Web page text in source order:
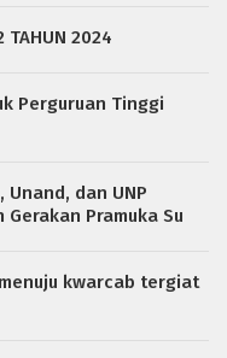
TAHUN 2024
Perguruan Tinggi
Unand, dan UNP
Pramuka Su
kwarcab tergiat